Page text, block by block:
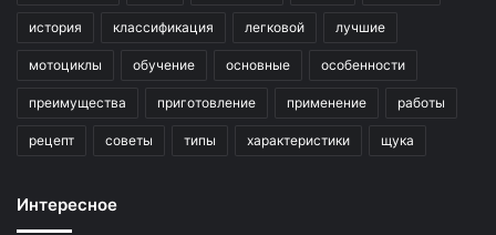
история классификация легковой лучшие
мотоциклы обучение основные особенности
преимущества приготовление применение работы
рецепт советы типы характеристики щука
Интересное